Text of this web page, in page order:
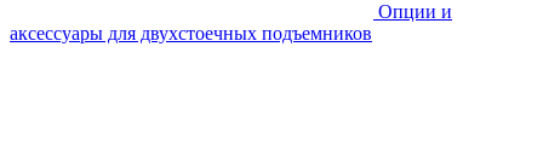
Опции и
аксессуары для двухстоечных подъемников